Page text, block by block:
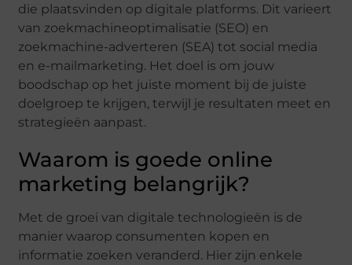
die plaatsvinden op digitale platforms. Dit varieert
van zoekmachineoptimalisatie (SEO) en
zoekmachine-adverteren (SEA) tot social media
en e-mailmarketing. Het doel is om jouw
boodschap op het juiste moment bij de juiste
doelgroep te krijgen, terwijl je resultaten meet en
strategieën aanpast.
Waarom is goede online
marketing belangrijk?
Met de groei van digitale technologieën is de
manier waarop consumenten kopen en
informatie zoeken veranderd. Hier zijn enkele